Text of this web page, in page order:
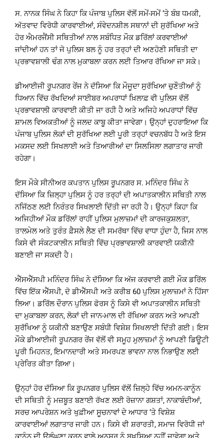
ਸ. ਨਾਨਕ ਸਿੰਘ ਨੇ ਕਿਹਾ ਕਿ ਪੰਜਾਬ ਪੁਲਿਸ ਵੱਲੋਂ ਸਮੇਂ-ਸਮੇਂ ‘ਤੇ ਬੰਬ ਧਮਕੀ,
ਅੱਤਵਾਦ ਵਿਰੋਧੀ ਕਾਰਵਾਈਆਂ, ਸੰਵੇਦਨਸ਼ੀਲ ਸਥਾਨਾਂ ਦੀ ਸੁਰੱਖਿਆ ਅਤੇ
ਹੋਰ ਐਮਰਜੈਂਸੀ ਸਥਿਤੀਆਂ ਨਾਲ ਸਬੰਧਿਤ ਮੌਕ ਡਰਿੱਲਾਂ ਕਰਵਾਈਆਂ
ਜਾਂਦੀਆਂ ਹਨ ਤਾਂ ਜੋ ਪੁਲਿਸ ਬਲ ਨੂੰ ਹਰ ਤਰ੍ਹਾਂ ਦੀ ਅਣਹੋਣੀ ਸਥਿਤੀ ਦਾ
ਪ੍ਰਭਾਵਸ਼ਾਲੀ ਢੰਗ ਨਾਲ ਮੁਕਾਬਲਾ ਕਰਨ ਲਈ ਤਿਆਰ ਰੱਖਿਆ ਜਾ ਸਕੇ।
ਡੀਆਈਜੀ ਰੂਪਨਗਰ ਰੇਂਜ ਨੇ ਦੱਸਿਆ ਕਿ ਮੌਜੂਦਾ ਸੁਰੱਖਿਆ ਚੁਣੌਤੀਆਂ ਨੂੰ
ਧਿਆਨ ਵਿੱਚ ਰੱਖਦਿਆਂ ਸਾਈਬਰ ਅਪਰਾਧਾਂ ਖ਼ਿਲਾਫ਼ ਵੀ ਪੁਲਿਸ ਵੱਲੋਂ
ਪ੍ਰਭਾਵਸ਼ਾਲੀ ਕਾਰਵਾਈ ਕੀਤੀ ਜਾ ਰਹੀ ਹੈ ਅਤੇ ਅਜਿਹੇ ਅਪਰਾਧਾਂ ਵਿੱਚ
ਸ਼ਾਮਲ ਵਿਅਕਤੀਆਂ ਨੂੰ ਜਲਦ ਕਾਬੂ ਕੀਤਾ ਜਾਵੇਗਾ। ਉਨ੍ਹਾਂ ਦੁਹਰਾਇਆ ਕਿ
ਪੰਜਾਬ ਪੁਲਿਸ ਲੋਕਾਂ ਦੀ ਸੁਰੱਖਿਆ ਲਈ ਪੂਰੀ ਤਰ੍ਹਾਂ ਵਚਨਬੱਧ ਹੈ ਅਤੇ ਇਸ
ਮਕਸਦ ਲਈ ਸਿਖਲਾਈ ਅਤੇ ਤਿਆਰੀਆਂ ਦਾ ਸਿਲਸਿਲਾ ਲਗਾਤਾਰ ਜਾਰੀ
ਰਹੇਗਾ।
ਇਸ ਮੌਕੇ ਸੀਨੀਅਰ ਕਪਤਾਨ ਪੁਲਿਸ ਰੂਪਨਗਰ ਸ. ਮਨਿੰਦਰ ਸਿੰਘ ਨੇ
ਦੱਸਿਆ ਕਿ ਜ਼ਿਲ੍ਹਾ ਪੁਲਿਸ ਨੂੰ ਹਰ ਤਰ੍ਹਾਂ ਦੀ ਅਪਾਤਕਾਲੀਨ ਸਥਿਤੀ ਨਾਲ
ਨਜਿੱਠਣ ਲਈ ਨਿਰੰਤਰ ਸਿਖਲਾਈ ਦਿੱਤੀ ਜਾ ਰਹੀ ਹੈ। ਉਨ੍ਹਾਂ ਕਿਹਾ ਕਿ
ਅਜਿਹੀਆਂ ਮੌਕ ਡਰਿੱਲਾਂ ਰਾਹੀਂ ਪੁਲਿਸ ਮੁਲਾਜ਼ਮਾਂ ਦੀ ਕਾਰਜਕੁਸ਼ਲਤਾ,
ਤਾਲਮੇਲ ਅਤੇ ਤੁਰੰਤ ਫ਼ੈਸਲੇ ਲੈਣ ਦੀ ਸਮਰੱਥਾ ਵਿੱਚ ਵਾਧਾ ਹੁੰਦਾ ਹੈ, ਜਿਸ ਨਾਲ
ਕਿਸੇ ਵੀ ਸੰਕਟਕਾਲੀਨ ਸਥਿਤੀ ਵਿੱਚ ਪ੍ਰਭਾਵਸ਼ਾਲੀ ਕਾਰਵਾਈ ਯਕੀਨੀ
ਬਣਾਈ ਜਾ ਸਕਦੀ ਹੈ।
ਐੱਸਐੱਸਪੀ ਮਨਿੰਦਰ ਸਿੰਘ ਨੇ ਦੱਸਿਆ ਕਿ ਅੱਜ ਕਰਵਾਈ ਗਈ ਮੌਕ ਡਰਿੱਲ
ਵਿੱਚ ਇੱਕ ਐੱਸਪੀ, ਦੋ ਡੀਐੱਸਪੀ ਅਤੇ ਕਰੀਬ 60 ਪੁਲਿਸ ਮੁਲਾਜ਼ਮਾਂ ਨੇ ਹਿੱਸਾ
ਲਿਆ। ਡਰਿੱਲ ਦੌਰਾਨ ਪੁਲਿਸ ਫੋਰਸ ਨੂੰ ਕਿਸੇ ਵੀ ਅਪਾਤਕਾਲੀਨ ਸਥਿਤੀ
ਦਾ ਮੁਕਾਬਲਾ ਕਰਨ, ਲੋਕਾਂ ਦੀ ਜਾਨ-ਮਾਲ ਦੀ ਰੱਖਿਆ ਕਰਨ ਅਤੇ ਆਪਣੀ
ਸੁਰੱਖਿਆ ਨੂੰ ਯਕੀਨੀ ਬਣਾਉਣ ਸਬੰਧੀ ਵਿਸ਼ੇਸ਼ ਸਿਖਲਾਈ ਦਿੱਤੀ ਗਈ। ਇਸ
ਮੌਕੇ ਡੀਆਈਜੀ ਰੂਪਨਗਰ ਰੇਂਜ ਵੱਲੋਂ ਵੀ ਸਮੂਹ ਮੁਲਾਜ਼ਮਾਂ ਨੂੰ ਆਪਣੀ ਡਿਊਟੀ
ਪੂਰੀ ਮਿਹਨਤ, ਇਮਾਨਦਾਰੀ ਅਤੇ ਸਮਰਪਣ ਭਾਵਨਾ ਨਾਲ ਨਿਭਾਉਣ ਲਈ
ਪ੍ਰੇਰਿਤ ਕੀਤਾ ਗਿਆ।
ਉਨ੍ਹਾਂ ਹੋਰ ਦੱਸਿਆ ਕਿ ਰੂਪਨਗਰ ਪੁਲਿਸ ਵੱਲੋਂ ਜ਼ਿਲ੍ਹੇ ਵਿੱਚ ਅਮਨ-ਕਾਨੂੰਨ
ਦੀ ਸਥਿਤੀ ਨੂੰ ਮਜ਼ਬੂਤ ਬਣਾਈ ਰੱਖਣ ਲਈ ਰੋਜ਼ਾਨਾ ਗਸ਼ਤਾਂ, ਨਾਕਾਬੰਦੀਆਂ,
ਸਰਚ ਆਪਰੇਸ਼ਨ ਅਤੇ ਖੁਫ਼ੀਆ ਸੂਚਨਾਵਾਂ ਦੇ ਆਧਾਰ ‘ਤੇ ਵਿਸ਼ੇਸ਼
ਕਾਰਵਾਈਆਂ ਲਗਾਤਾਰ ਜਾਰੀ ਹਨ। ਕਿਸੇ ਵੀ ਸ਼ਰਾਰਤੀ, ਸਮਾਜ ਵਿਰੋਧੀ ਜਾਂ